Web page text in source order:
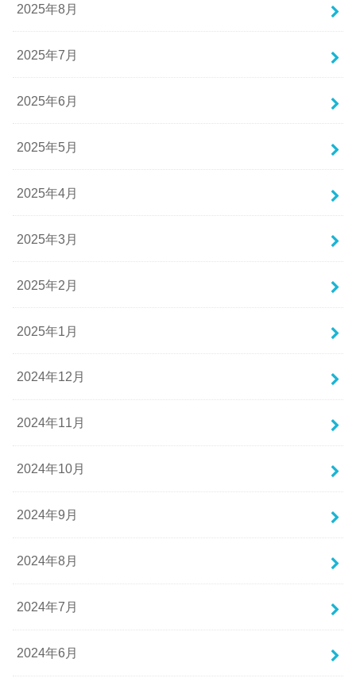
2025年8月
2025年7月
2025年6月
2025年5月
2025年4月
2025年3月
2025年2月
2025年1月
2024年12月
2024年11月
2024年10月
2024年9月
2024年8月
2024年7月
2024年6月